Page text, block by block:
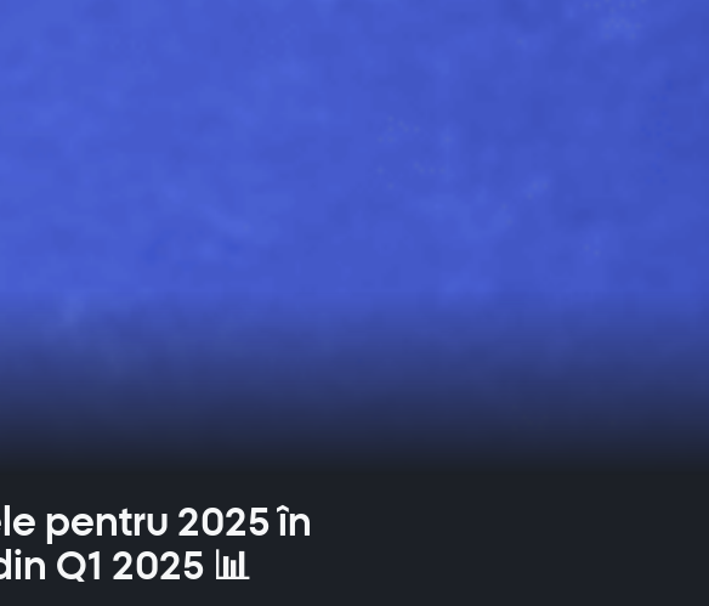
pentru 2025 în
Q1 2025 📊